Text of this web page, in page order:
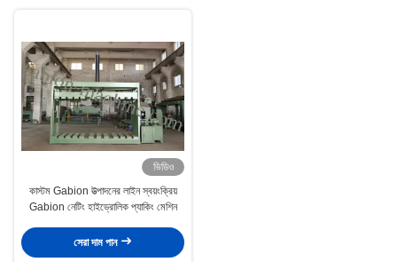
ভিডিও
কাস্টম Gabion উত্পাদনের লাইন স্বয়ংক্রিয়
Gabion নেটিং হাইড্রোলিক প্যাকিং মেশিন
সেরা দাম পান